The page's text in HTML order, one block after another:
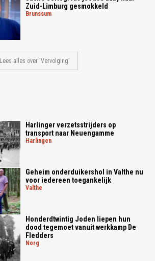
Zuid-Limburg gesmokkeld
brunssum
Lees alles over 'Vervolging'
Harlinger verzetsstrijders op
transport naar Neuengamme
harlingen
Geheim onderduikershol in Valthe nu
voor iedereen toegankelijk
valthe
Honderdtwintig Joden liepen hun
dood tegemoet vanuit werkkamp De
Fledders
norg